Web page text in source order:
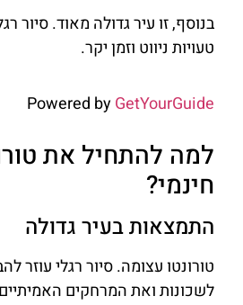
בנוסף, זו עיר גדולה מאוד. סיור
טעויות ניווט וזמן יקר.
Powered byGetYourGuide
למה להתחיל את
חינמי?
התמצאות בעיר גדולה
טורונטו עצומה. סיור רגלי עוזר
לשכונות ואת המרחקים